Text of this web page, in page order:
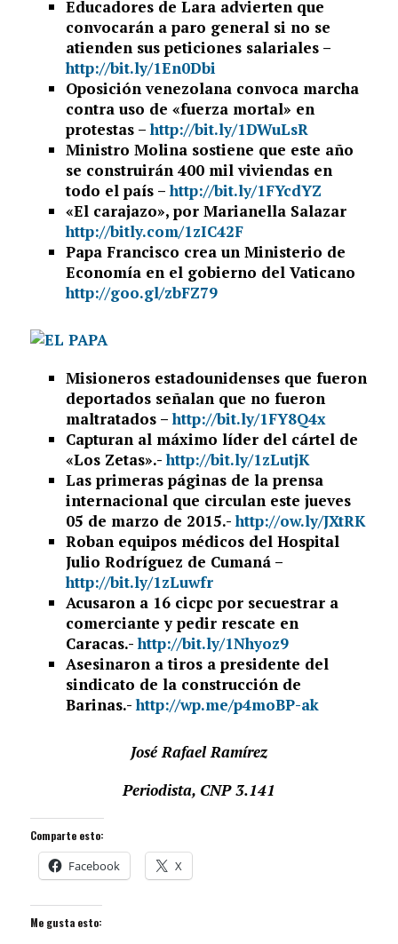
Educadores de Lara advierten que
convocarán a paro general si no se
atienden sus peticiones salariales –
http://bit.ly/1En0Dbi
Oposición venezolana convoca marcha
contra uso de «fuerza mortal» en
protestas –http://bit.ly/1DWuLsR
Ministro Molina sostiene que este año
se construirán 400 mil viviendas en
todo el país –http://bit.ly/1FYcdYZ
«El carajazo», por Marianella Salazar
http://bitly.com/1zIC42F
Papa Francisco crea un Ministerio de
Economía en el gobierno del Vaticano
http://goo.gl/zbFZ79
Misioneros estadounidenses que fueron
deportados señalan que no fueron
maltratados –http://bit.ly/1FY8Q4x
Capturan al máximo líder del cártel de
«Los Zetas».-http://bit.ly/1zLutjK
Las primeras páginas de la prensa
internacional que circulan este jueves
05 de marzo de 2015.-http://ow.ly/JXtRK
Roban equipos médicos del Hospital
Julio Rodríguez de Cumaná –
http://bit.ly/1zLuwfr
Acusaron a 16 cicpc por secuestrar a
comerciante y pedir rescate en
Caracas.-http://bit.ly/1Nhyoz9
Asesinaron a tiros a presidente del
sindicato de la construcción de
Barinas.-http://wp.me/p4moBP-ak
José Rafael Ramírez
Periodista, CNP 3.141
Comparte esto:
Facebook X
Me gusta esto: